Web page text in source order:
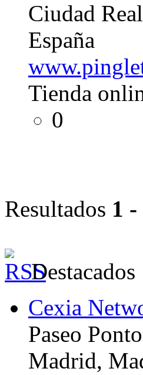
Ciudad
España
Tienda
0
Resultados 1 -
Destacados
Cexia
Paseo
Madrid,